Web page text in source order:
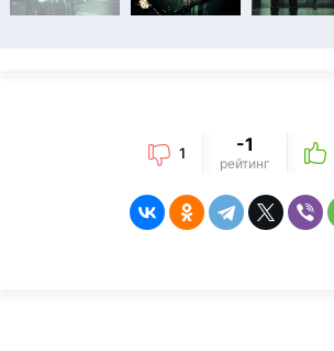
1 -1
рейтинг